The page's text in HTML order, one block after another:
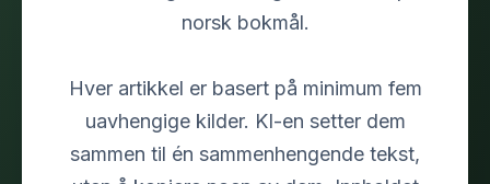
norsk bokmål.
Hver artikkel er basert på minimum fem
uavhengige kilder. KI-en setter dem
sammen til én sammenhengende tekst,